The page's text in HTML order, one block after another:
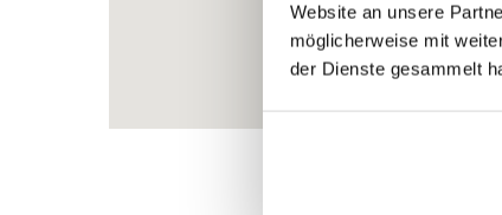
Website an unsere
möglicherweise mit
der Dienste gesammelt